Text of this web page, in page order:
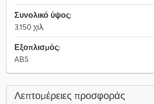
Συνολικό ύψος:
3.150 χιλ.
Εξοπλισμός:
ABS
Λεπτομέρειες προσφοράς